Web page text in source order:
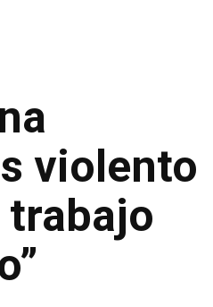
violento
trabajo